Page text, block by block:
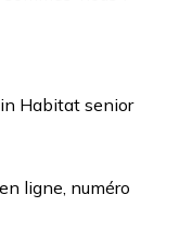
Habitat senior
ligne, numéro